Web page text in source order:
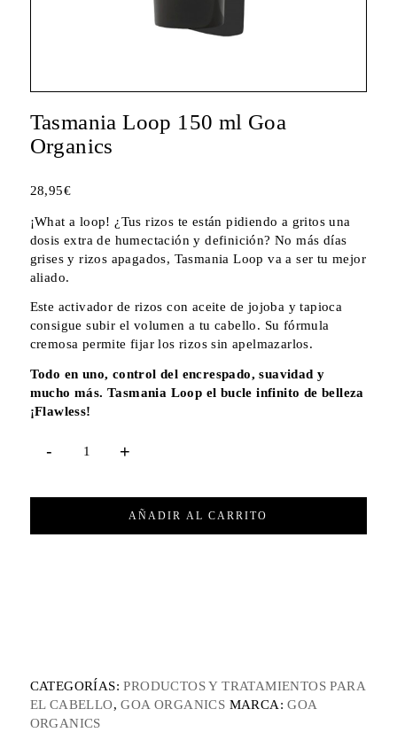
Tasmania Loop 150 ml Goa
Organics
28,95€
¡What a loop! ¿Tus rizos te están pidiendo a gritos una
dosis extra de humectación y definición? No más días
grises y rizos apagados, Tasmania Loop va a ser tu mejor
aliado.
Este activador de rizos con aceite de jojoba y tapioca
consigue subir el volumen a tu cabello. Su fórmula
cremosa permite fijar los rizos sin apelmazarlos.
Todo en uno, control del encrespado, suavidad y
mucho más. Tasmania Loop el bucle infinito de belleza
¡Flawless!
AÑADIR AL CARRITO
CATEGORÍAS:PRODUCTOS Y TRATAMIENTOS PARA
EL CABELLO,GOA ORGANICS MARCA:GOA
ORGANICS